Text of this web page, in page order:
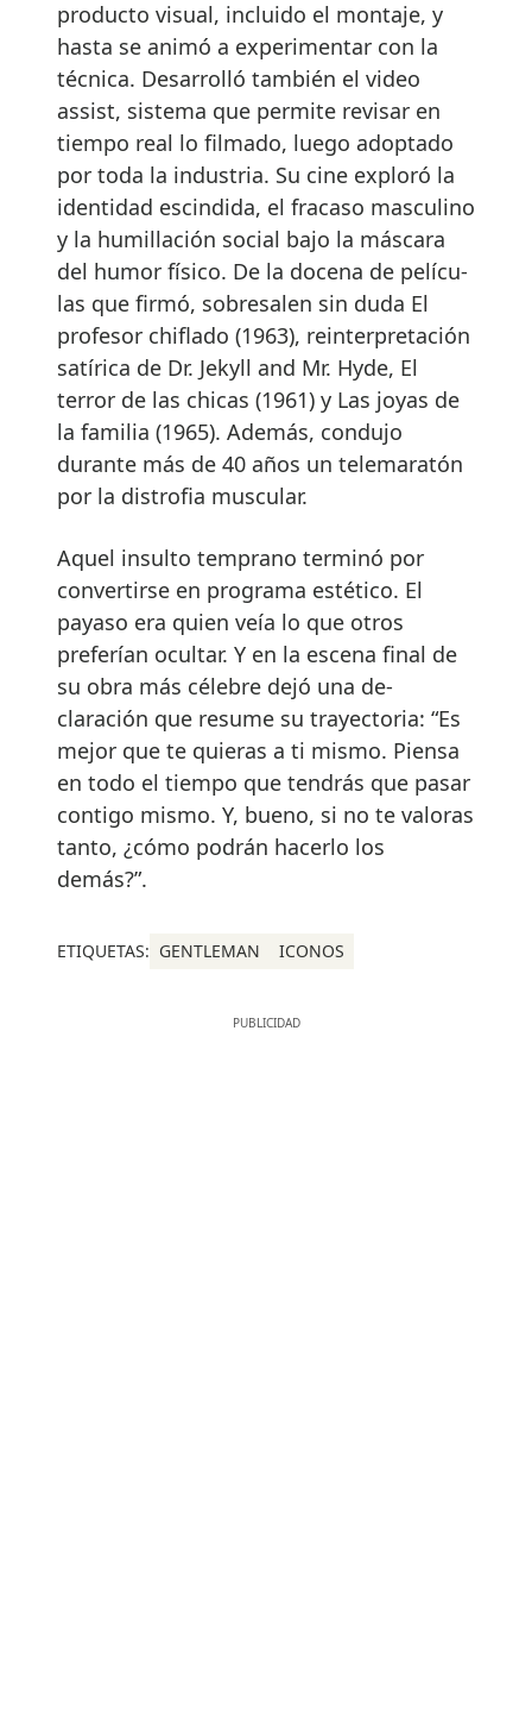
producto visual, incluido el montaje, y
hasta se animó a experimentar con la
técnica. Desarrolló también el video
assist, sistema que permite revisar en
tiempo real lo filmado, luego adoptado
por toda la industria. Su cine exploró la
identidad escindida, el fracaso masculino
y la humillación social bajo la máscara
del humor físico. De la docena de pelícu-
las que firmó, sobresalen sin duda El
profesor chiflado (1963), reinterpretación
satírica de Dr. Jekyll and Mr. Hyde, El
terror de las chicas (1961) y Las joyas de
la familia (1965). Además, condujo
durante más de 40 años un telemaratón
por la distrofia muscular.
Aquel insulto temprano terminó por
convertirse en programa estético. El
payaso era quien veía lo que otros
preferían ocultar. Y en la escena final de
su obra más célebre dejó una de-
claración que resume su trayectoria: “Es
mejor que te quieras a ti mismo. Piensa
en todo el tiempo que tendrás que pasar
contigo mismo. Y, bueno, si no te valoras
tanto, ¿cómo podrán hacerlo los
demás?”.
ETIQUETAS: GENTLEMAN ICONOS